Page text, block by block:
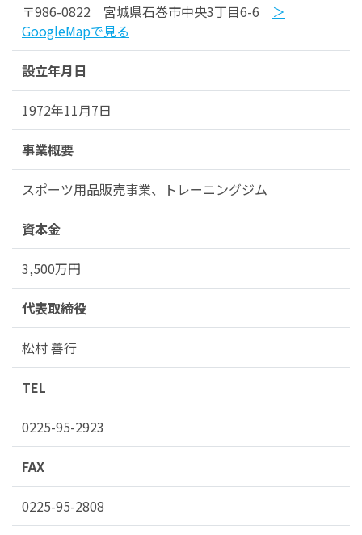
〒986-0822 宮城県石巻市中央3丁目6-6 ＞
GoogleMapで見る
設立年月日
1972年11月7日
事業概要
スポーツ用品販売事業、トレーニングジム
資本金
3,500万円
代表取締役
松村 善行
TEL
0225-95-2923
FAX
0225-95-2808